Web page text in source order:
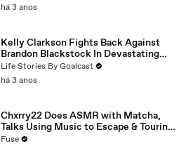
há 3 anos
Kelly Clarkson Fights Back Against
Brandon Blackstock In Devastating
Divorce Battle
Life Stories By Goalcast
há 3 anos
Chxrry22 Does ASMR with Matcha,
Talks Using Music to Escape & Touring
with The Weeknd
Fuse